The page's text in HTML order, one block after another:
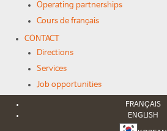
Operating partnerships
Cours de français
CONTACT
Directions
Services
Job opportunities
FRANÇAIS
ENGLISH